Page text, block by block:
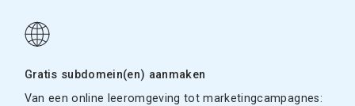
Gratis subdomein(en) aanmaken
Van een online leeromgeving tot marketingcampagnes: